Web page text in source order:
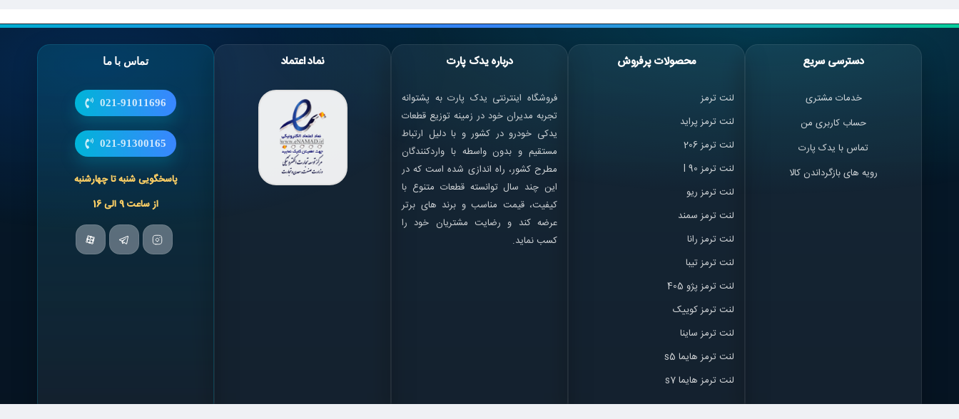
دسترسی سریع
خدمات مشتری
حساب کاربری من
تماس با یدک پارت
رویه های بازگرداندن کالا
محصولات پرفروش
لنت ترمز
لنت ترمز پراید
لنت ترمز 206
لنت ترمز l 90
لنت ترمز ریو
لنت ترمز سمند
لنت ترمز رانا
لنت ترمز تیبا
لنت ترمز پژو 405
لنت ترمز کوییک
لنت ترمز ساینا
لنت ترمز هایما s5
لنت ترمز هایما s7
درباره یدک پارت
فروشگاه اینترنتی یدک پارت به پشتوانه
تجربه مدیران خود در زمینه توزیع قطعات
یدکی خودرو در کشور و با دلیل ارتباط
مستقیم و بدون واسطه با واردکنندگان
مطرح کشور، راه اندازی شده است که در
این چند سال توانسته قطعات متنوع با
کیفیت، قیمت مناسب و برند های برتر
عرضه کند و رضایت مشتریان خود را
کسب نماید.
نماد اعتماد تماس با ما
021-91011696
021-91300165
پاسخگویی شنبه تا چهارشنبه
از ساعت 9 الی 16